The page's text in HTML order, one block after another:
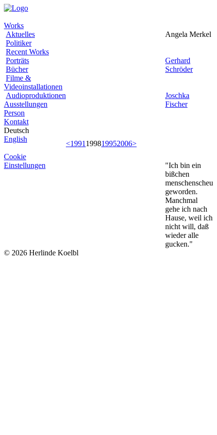
Works
Aktuelles
Politiker
Recent Works
Porträts
Bücher
Filme &
Videoinstallationen
Audioproduktionen
Ausstellungen
Person
Kontakt
Deutsch
English
Cookie
Einstellungen
<1991 199819952006>
Angela Merkel
Gerhard
Schröder
Joschka
Fischer
"Ich bin ein
bißchen
menschenscheu
geworden.
Manchmal
gehe ich nach
Hause, weil ich
nicht will, daß
wieder alle
gucken."
© 2026 Herlinde Koelbl